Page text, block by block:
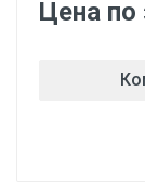
Цена по